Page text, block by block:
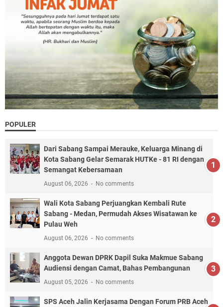
POPULER
Dari Sabang Sampai Merauke, Keluarga Minang di
Kota Sabang Gelar Semarak HUTKe - 81 RI dengan
Semangat Kebersamaan
August 06, 2026 No comments
Wali Kota Sabang Perjuangkan Kembali Rute
Sabang - Medan, Permudah Akses Wisatawan ke
Pulau Weh
August 06, 2026 No comments
Anggota Dewan DPRK Dapil Suka Makmue Sabang
Audiensi dengan Camat, Bahas Pembangunan
August 05, 2026 No comments
SPS Aceh Jalin Kerjasama Dengan Forum PRB Aceh